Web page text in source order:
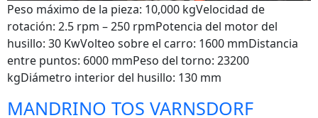
Peso máximo de la pieza: 10,000 kgVelocidad de
rotación: 2.5 rpm – 250 rpmPotencia del motor del
husillo: 30 KwVolteo sobre el carro: 1600 mmDistancia
entre puntos: 6000 mmPeso del torno: 23200
kgDiámetro interior del husillo: 130 mm
MANDRINO TOS VARNSDORF